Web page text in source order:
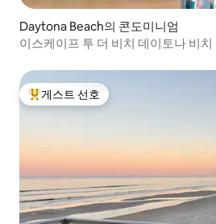
Daytona Beach의 콘도미니엄
이스케이프 투 더 비치 데이토나 비치
상위 게스트 선호
게스트 선호